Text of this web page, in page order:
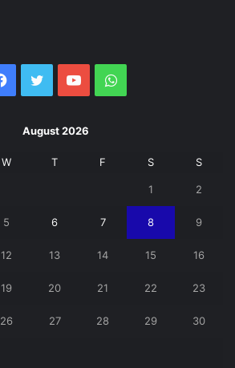
Facebook
Twitter YouTubeWhatsApp
August 2026
W T F S S
1 2
5 6 7 8 9
12 13 14 15 16
19 20 21 22 23
26 27 28 29 30